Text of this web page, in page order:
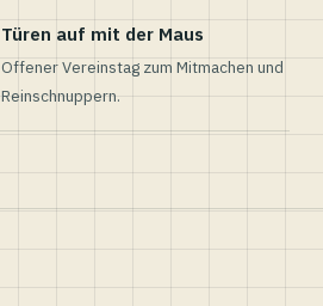
Türen auf mit der Maus
Offener Vereinstag zum Mitmachen und
Reinschnuppern.